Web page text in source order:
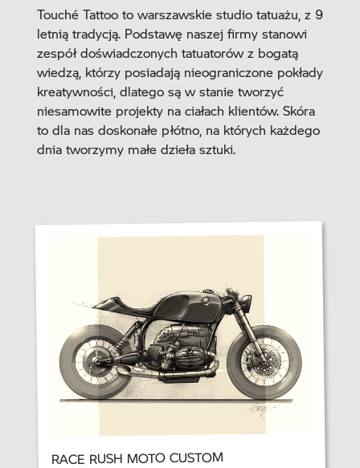
Touché Tattoo to warszawskie studio tatuażu, z 9
letnią tradycją. Podstawę naszej firmy stanowi
zespół doświadczonych tatuatorów z bogatą
wiedzą, którzy posiadają nieograniczone pokłady
kreatywności, dlatego są w stanie tworzyć
niesamowite projekty na ciałach klientów. Skóra
to dla nas doskonałe płótno, na których każdego
dnia tworzymy małe dzieła sztuki.
RACE RUSH MOTO CUSTOM